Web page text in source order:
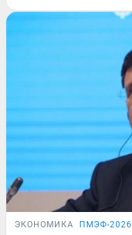
ЭКОНОМИКА ПМЭФ-2026